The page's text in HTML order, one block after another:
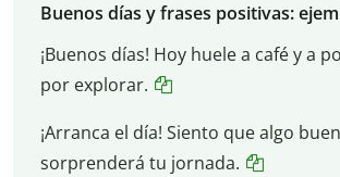
Buenos días y frases positivas:
¡Buenos días! Hoy huele a café y a
por explorar.
¡Arranca el día! Siento que algo
sorprenderá tu jornada.